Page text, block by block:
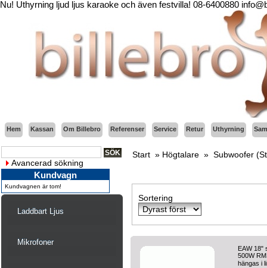
Nu! Uthyrning ljud ljus karaoke och även festvilla! 08-6400880
Hem Kassan Om Billebro Referenser Service Retur Uthyrning
Avancerad sökning
Kundvagn
Kundvagnen är tom!
Laddbart Ljus
Mikrofoner
Start » Högtalare » Subwoofer
Sortering
EAW 18"
500W
hängas i